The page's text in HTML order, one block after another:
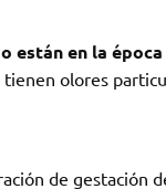
están en la época
olores
de gestación